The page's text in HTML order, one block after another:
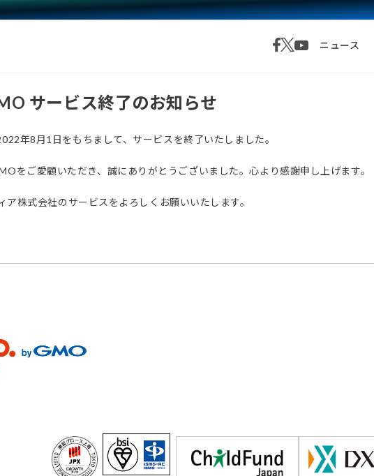
ニュース
サービス終了のお知らせ
年8月1日をもちまして、サービスを終了いたしました。
をご愛顧いただき、誠にありがとうございました。心より感謝申し上げます。
ア株式会社のサービスをよろしくお願いいたします。